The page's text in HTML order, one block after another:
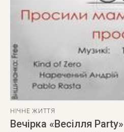
НІЧНЕ ЖИТТЯ
Вечірка «Весілля Party»